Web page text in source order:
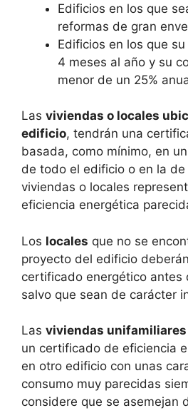
Edificios en los que
reformas de gran
Edificios en los que
4 meses al año y su
menor de un 25%
Las viviendas o locales
edificio, tendrán una
basada, como mínimo, en
de todo el edificio o en la de
viviendas o locales
eficiencia energética
Los locales que no se
proyecto del edificio
certificado energético antes
salvo que sean de carácter
Las viviendas unifamiliares
un certificado de eficiencia
en otro edificio con unas
consumo muy parecidas
considere que se asemejan